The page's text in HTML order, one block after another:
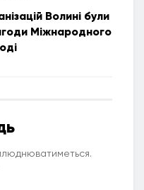
Волині були
Міжнародного